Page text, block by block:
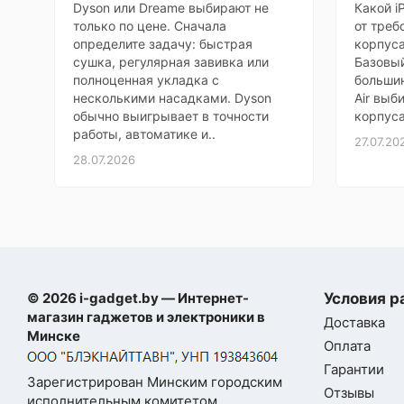
Характеристики
блока камер
50 Мп, f/
48 Мп, f/
Максимальное
разрешение видео
Быстрая зарядка
Поддержка карт
памяти
мужу, он
в
восторге
Доставили быстро, упаковано
отлично. Камера супер, снимает
даже ночью чётко. Батареи хватает
на целый день без подзарядки.
Анна Петрова
Искал что-
то
недорогое,
Моя оценка —
Dyson или Dreame выбирают не
только по цене. Сначала
определите задачу: быстрая
сушка, регулярная завивка или
полноценная укладка с
несколькими насадками. Dyson
обычно выигрывает в точности
работы, автоматике и..
28.07.2026
Какой
от
Air
© 2026 i-gadget.by — Интернет-
магазин гаджетов и электроники в
Минске
Зарегистрирован Минским городским
Условия
Доставка
Оплата
Гарантии
Отзывы